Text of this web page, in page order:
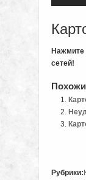
Нажмите
сетей!
Рубрики: